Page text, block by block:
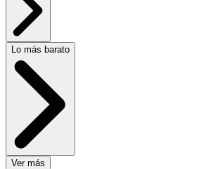
Lo más barato
Ver más